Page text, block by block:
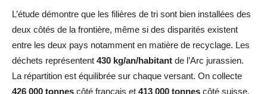
L’étude démontre que les filières de tri sont bien installées des
deux côtés de la frontière, même si des disparités existent
entre les deux pays notamment en matière de recyclage. Les
déchets représentent 430 kg/an/habitant de l’Arc jurassien.
La répartition est équilibrée sur chaque versant. On collecte
426 000 tonnes côté français et 413 000 tonnes côté suisse.